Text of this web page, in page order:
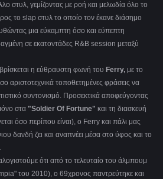
στυλ, γεμίζοντας με ροή και μελωδία όλο το
το slap στυλ το οποίο τον έκανε διάσημο
μια εύκαμπτη όσο και εύπεπτη
σε εκατοντάδες R&B session μεταξύ
η εύθραυστη φωνή του Ferry, με το
αριστοτεχνικά τοποθετημένες φράσεις να
συντονισμό. Προσεκτικά αποφεύγοντας
στα "Soldier Of Fortune" και τη διασκευή
όσο περίπου είναι), ο Ferry και πάλι μας
δανδή ζει και αναπνέει μέσα στο ύφος και το
ότι από το τελευταίο του άλμπουμ
" του 2010), ο 69χρονος παντρεύτηκε και